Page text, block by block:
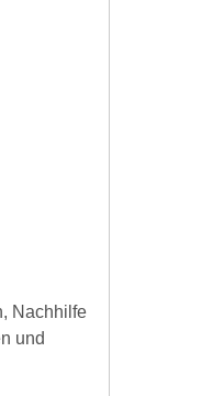
Nachhilfe
und